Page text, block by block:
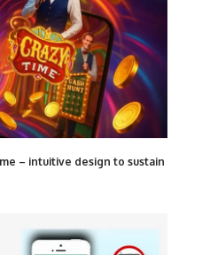
– intuitive design to sustain